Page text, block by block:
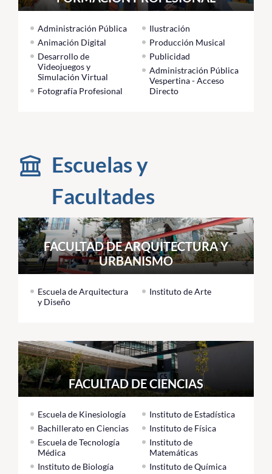
Administración Pública
Animación Digital
Desarrollo de
Videojuegos y
Simulación Virtual
Fotografía Profesional
Ilustración
Producción Musical
Publicidad
Administración Pública
Vespertina - Acceso
Directo
Escuelas y
Facultades
FACULTAD DE ARQUITECTURA Y
URBANISMO
Escuela de Arquitectura
y Diseño
Instituto de Arte
FACULTAD DE CIENCIAS
Escuela de Kinesiología
Bachillerato en Ciencias
Escuela de Tecnología
Médica
Instituto de Biología
Instituto de Estadística
Instituto de Física
Instituto de
Matemáticas
Instituto de Química